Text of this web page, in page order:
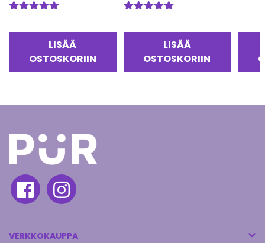
LISÄÄ
OSTOSKORIIN
LISÄÄ
OSTOSKORIIN
VERKKOKAUPPA